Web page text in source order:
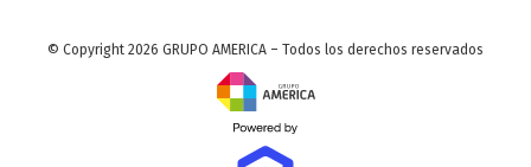
© Copyright 2026 GRUPO AMERICA – Todos los derechos reservados